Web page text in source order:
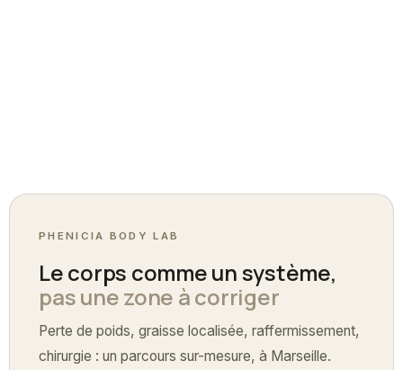
PHENICIA BODY LAB
Le corps comme un système,
pas une zone à corriger
Perte de poids, graisse localisée, raffermissement,
chirurgie : un parcours sur-mesure, à Marseille.